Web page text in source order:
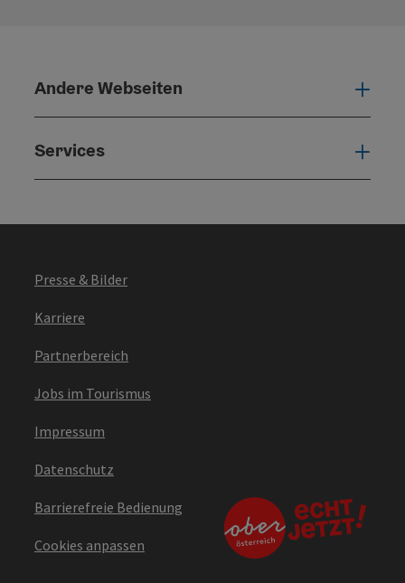
Andere Webseiten
Services
Presse & Bilder
Karriere
Partnerbereich
Jobs im Tourismus
Impressum
Datenschutz
Barrierefreie Bedienung
Cookies anpassen